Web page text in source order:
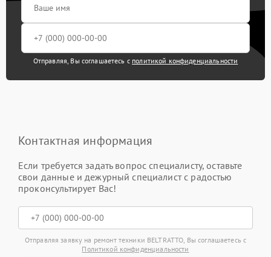
Отправляя, Вы соглашаетесь с политикой конфиденциальности
Контактная информация
Если требуется задать вопрос специалисту, оставьте
свои данные и дежурный специалист с радостью
проконсультирует Вас!
Отправляя заявку на ремонт техники BELTRATTO, Вы соглашаетесь с
Политикой конфиденциальности